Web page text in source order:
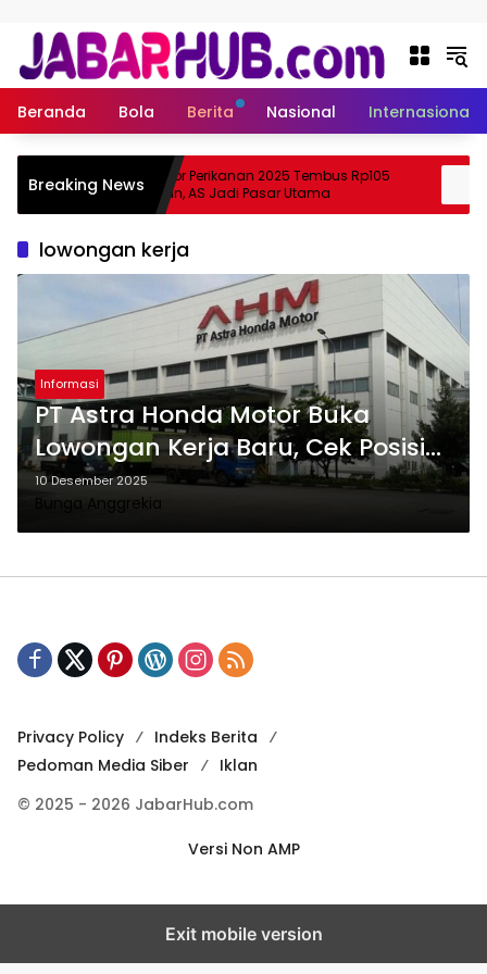
Beranda Bola Berita Nasional Internasional
Breaking NewsEkspor Perikanan 2025 Tembus Rp105
Triliun, AS Jadi Pasar Utama
lowongan kerja
Informasi
PT Astra Honda Motor Buka
Lowongan Kerja Baru, Cek Posisi
dan Link Pendaftaran
10 Desember 2025
Bunga Anggrekia
Privacy Policy
Indeks Berita
Pedoman Media Siber
Iklan
© 2025 - 2026 JabarHub.com
Versi Non AMP
Exit mobile version